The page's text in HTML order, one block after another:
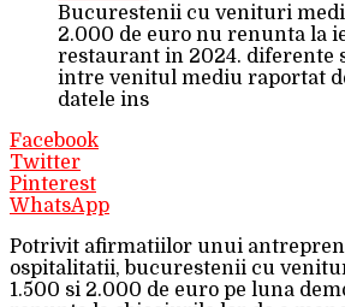
Bucurestenii cu venituri
2.000 de euro nu renunta la
restaurant in 2024. diferente
intre venitul mediu raportat
datele ins
Facebook
Twitter
Pinterest
WhatsApp
Potrivit afirmatiilor unui
ospitalitatii, bucurestenii cu
1.500 si 2.000 de euro pe luna